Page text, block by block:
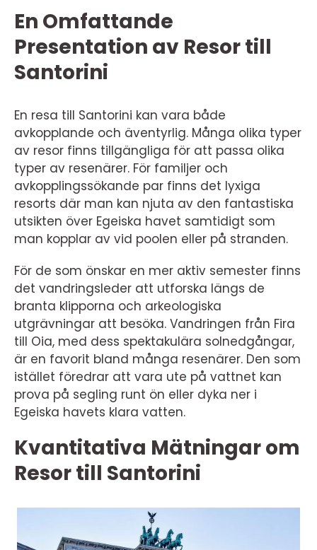
En Omfattande
Presentation av Resor till
Santorini
En resa till Santorini kan vara både
avkopplande och äventyrlig. Många olika typer
av resor finns tillgängliga för att passa olika
typer av resenärer. För familjer och
avkopplingssökande par finns det lyxiga
resorts där man kan njuta av den fantastiska
utsikten över Egeiska havet samtidigt som
man kopplar av vid poolen eller på stranden.
För de som önskar en mer aktiv semester finns
det vandringsleder att utforska längs de
branta klipporna och arkeologiska
utgrävningar att besöka. Vandringen från Fira
till Oia, med dess spektakulära solnedgångar,
är en favorit bland många resenärer. Den som
istället föredrar att vara ute på vattnet kan
prova på segling runt ön eller dyka ner i
Egeiska havets klara vatten.
Kvantitativa Mätningar om
Resor till Santorini